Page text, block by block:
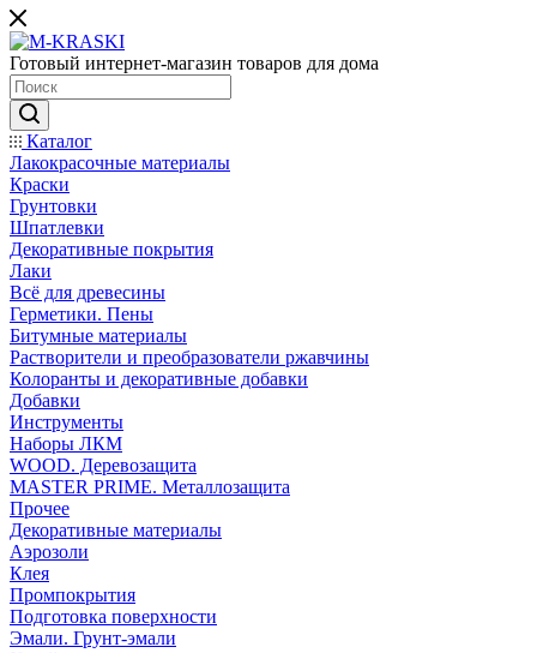
Готовый интернет-магазин товаров для дома
Каталог
Лакокрасочные материалы
Краски
Грунтовки
Шпатлевки
Декоративные покрытия
Лаки
Всё для древесины
Герметики. Пены
Битумные материалы
Растворители и преобразователи ржавчины
Колоранты и декоративные добавки
Добавки
Инструменты
Наборы ЛКМ
WOOD. Деревозащита
MASTER PRIME. Металлозащита
Прочее
Декоративные материалы
Аэрозоли
Клея
Промпокрытия
Подготовка поверхности
Эмали. Грунт-эмали